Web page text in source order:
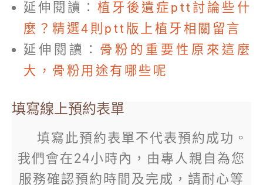
延伸閱讀： 植牙後遺症ptt討論些什
麼？精選4則ptt版上植牙相關留言
延伸閱讀： 骨粉的重要性原來這麼
大，骨粉用途有哪些呢
填寫線上預約表單
填寫此預約表單不代表預約成功。
我們會在24小時內，由專人親自為您
服務確認預約時間及完成，請耐心等